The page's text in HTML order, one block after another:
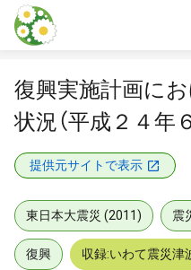
本文に飛ぶ
復興実施計画に
状況（平成２４年
提供元サイトで表示
東日本大震災 (2011) 震
復興 収録:いわて震災津